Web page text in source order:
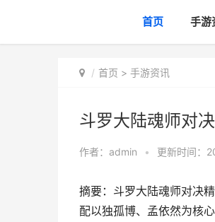
首页 手游
首页 > 手游资讯
斗罗大陆魂师对
作者： admin • 更新时间：
摘要：斗罗大陆魂师对决
配以独孤博、孟依然为核